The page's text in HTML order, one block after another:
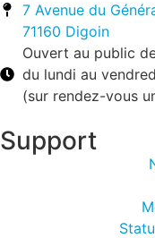
7 Avenue du
71160 Digoin​
Ouvert au public
du lundi au
(sur rendez-vous
Support